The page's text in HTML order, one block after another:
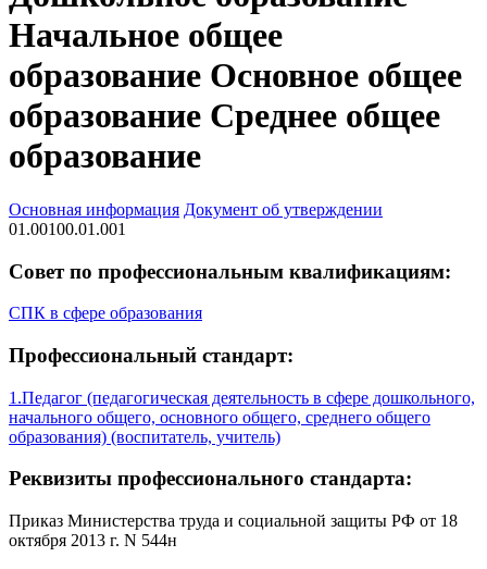
Начальное общее
образование Основное общее
образование Среднее общее
образование
Основная информация Документ об утверждении
01.00100.01.001
Совет по профессиональным квалификациям:
СПК в сфере образования
Профессиональный стандарт:
1.Педагог (педагогическая деятельность в сфере дошкольного,
начального общего, основного общего, среднего общего
образования) (воспитатель, учитель)
Реквизиты профессионального стандарта:
Приказ Министерства труда и социальной защиты РФ от 18
октября 2013 г. N 544н